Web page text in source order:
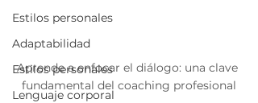
Estilos personales
Adaptabilidad
Estilos personales
Lenguaje corporal
Aprende a enfocar el diálogo: una clave
fundamental del coaching profesional